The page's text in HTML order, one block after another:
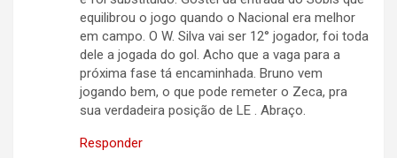
equilibrou o jogo quando o Nacional era melhor
em campo. O W. Silva vai ser 12° jogador, foi toda
dele a jogada do gol. Acho que a vaga para a
próxima fase tá encaminhada. Bruno vem
jogando bem, o que pode remeter o Zeca, pra
sua verdadeira posição de LE . Abraço.
Responder